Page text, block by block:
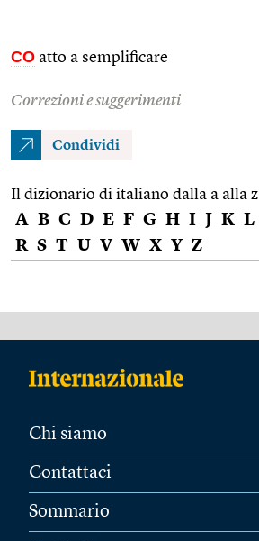
CO atto a semplificare
Correzioni e suggerimenti
Condividi
Il dizionario di italiano dalla a alla z
A B C D E F G H I J K L
R S T U V W X Y Z
Chi siamo
Contattaci
Sommario